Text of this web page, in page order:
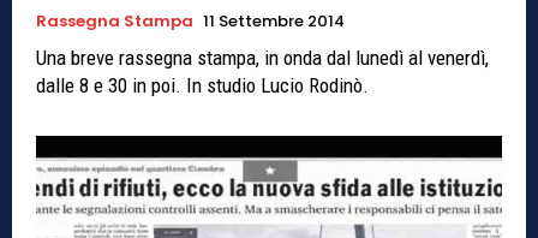
Rassegna Stampa 11 Settembre 2014
Una breve rassegna stampa, in onda dal lunedì al venerdì,
dalle 8 e 30 in poi. In studio Lucio Rodinò.